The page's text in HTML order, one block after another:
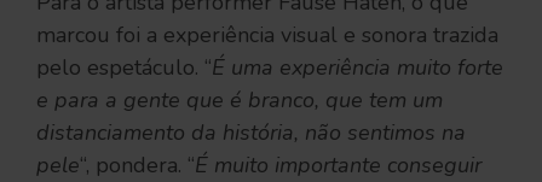
marcou foi a experiência visual e sonora trazida
pelo espetáculo. “É uma experiência muito forte
e para a gente que é branco, que tem um
distanciamento da história, não sentimos na
pele“, pondera. “É muito importante conseguir